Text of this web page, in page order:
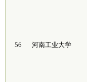
56 河南工业大学